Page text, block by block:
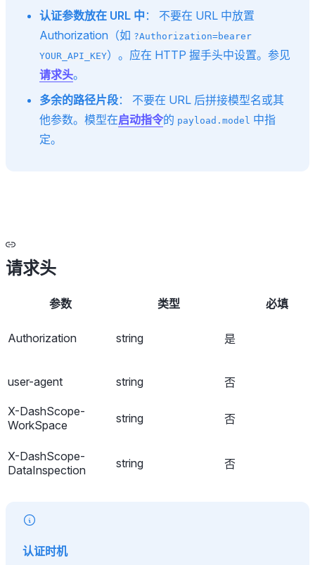
认证参数放在 URL 中 ： 不要在 URL 中放置
Authorization（如 ?Authorization=bearer
YOUR_API_KEY）。应在 HTTP 握手头中设置。参见
请求头。
多余的路径片段： 不要在 URL 后拼接模型名或其
他参数。模型在启动指令的 payload.model 中指
定。
请求头
参数 类型 必填
Authorization string 是
user-agent string 否
X-DashScope-
WorkSpace
string 否
X-DashScope-
DataInspection
string 否
认证时机